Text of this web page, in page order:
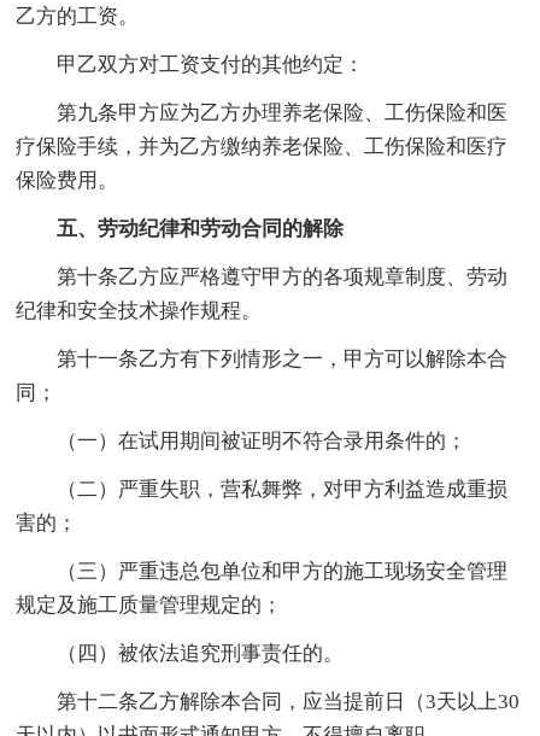
乙方的工资。
甲乙双方对工资支付的其他约定：
第九条甲方应为乙方办理养老保险、工伤保险和医
疗保险手续，并为乙方缴纳养老保险、工伤保险和医疗
保险费用。
五、劳动纪律和劳动合同的解除
第十条乙方应严格遵守甲方的各项规章制度、劳动
纪律和安全技术操作规程。
第十一条乙方有下列情形之一，甲方可以解除本合
同；
（一）在试用期间被证明不符合录用条件的；
（二）严重失职，营私舞弊，对甲方利益造成重损
害的；
（三）严重违总包单位和甲方的施工现场安全管理
规定及施工质量管理规定的；
（四）被依法追究刑事责任的。
第十二条乙方解除本合同，应当提前日（3天以上30